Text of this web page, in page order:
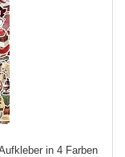
in 4 Farben